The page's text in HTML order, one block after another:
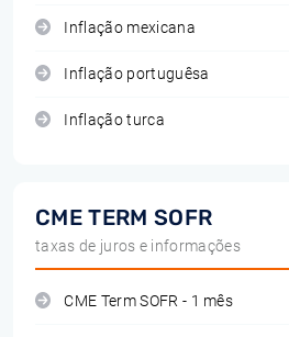
Inflação mexicana
Inflação portuguêsa
Inflação turca
CME TERM SOFR
taxas de juros e informações
CME Term SOFR - 1 mês